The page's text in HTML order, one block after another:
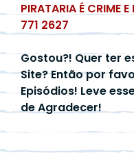
PIRATARIA É CRIME
771 2627
Gostou?! Quer ter
Site? Então por
Episódios! Leve
de Agradecer!